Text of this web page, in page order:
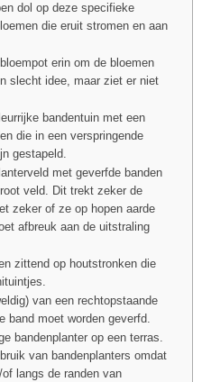
dol op deze specifieke
die eruit stromen en aan
erin om de bloemen
slecht idee, maar ziet er niet
bandentuin met een
die in een verspringende
gestapeld.
met geverfde banden
veld. Dit trekt zeker de
zeker of ze op hopen aarde
afbreuk aan de uitstraling
zittend op houtstronken die
van een rechtopstaande
band moet worden geverfd.
bandenplanter op een terras.
van bandenplanters omdat
langs de randen van